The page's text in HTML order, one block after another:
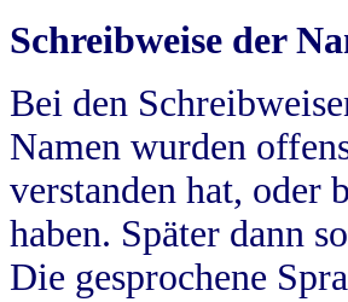
Schreibweise der
Bei den
Namen wurden
verstanden hat, oder
haben. Später dann
Die gesprochene